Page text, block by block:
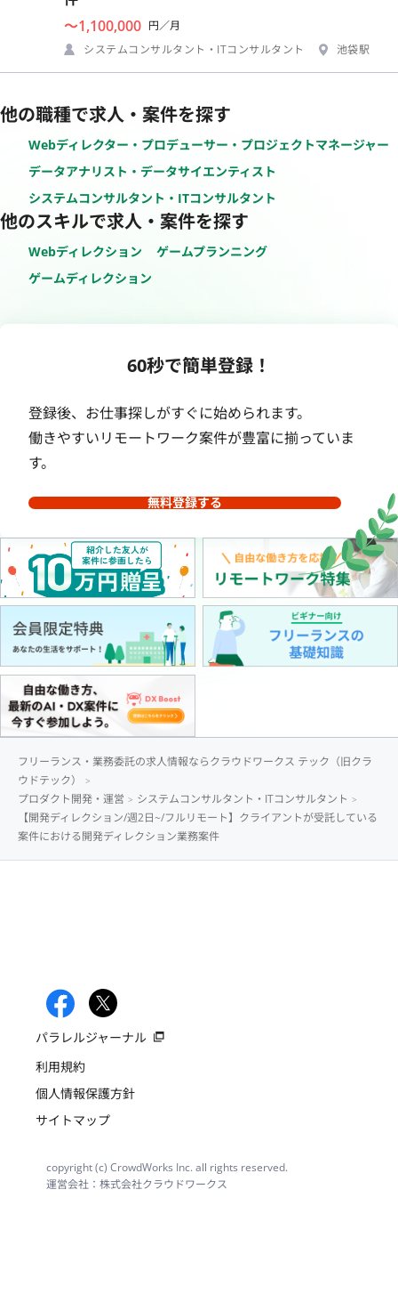
〜1,100,000 円／月
システムコンサルタント・ITコンサルタント
池袋駅
他の職種で求人・案件を探す
Webディレクター・プロデューサー・プロジェクトマネージャー
データアナリスト・データサイエンティスト
システムコンサルタント・ITコンサルタント
他のスキルで求人・案件を探す
Webディレクション
ゲームプランニング
ゲームディレクション
60秒で簡単登録！
登録後、お仕事探しがすぐに始められます。
働きやすいリモートワーク案件が豊富に揃っていま
す。
無料登録する
フリーランス・業務委託の求人情報ならクラウドワークス テック（旧クラ
ウドテック）
プロダクト開発・運営
システムコンサルタント・ITコンサルタント
【開発ディレクション/週2日~/フルリモート】クライアントが受託している
案件における開発ディレクション業務案件
パラレルジャーナル
利用規約
個人情報保護方針
サイトマップ
copyright (c) CrowdWorks Inc. all rights reserved.
運営会社：株式会社クラウドワークス